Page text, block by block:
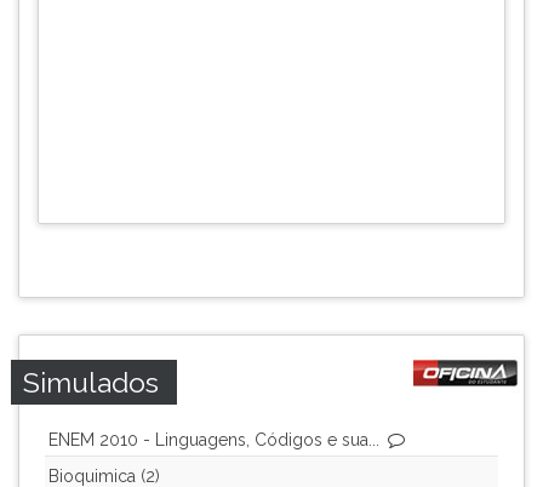
Simulados
ENEM 2010 - Linguagens, Códigos e sua...
Bioquimica (2)